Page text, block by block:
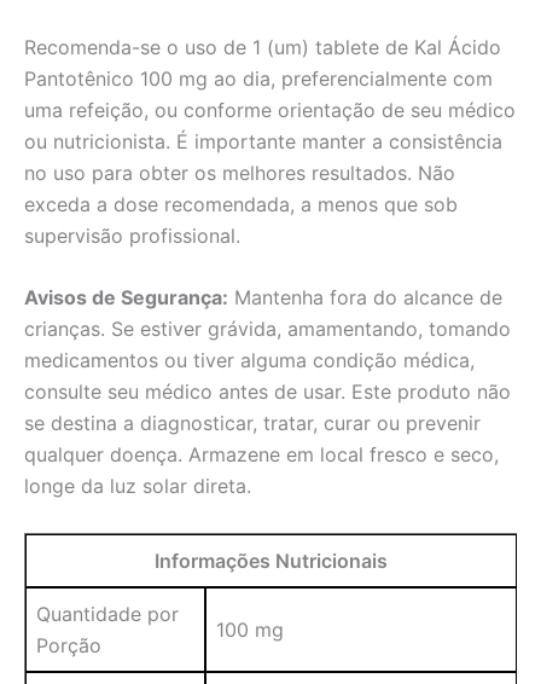
Recomenda-se o uso de 1 (um) tablete de Kal Ácido
Pantotênico 100 mg ao dia, preferencialmente com
uma refeição, ou conforme orientação de seu médico
ou nutricionista. É importante manter a consistência
no uso para obter os melhores resultados. Não
exceda a dose recomendada, a menos que sob
supervisão profissional.
Avisos de Segurança: Mantenha fora do alcance de
crianças. Se estiver grávida, amamentando, tomando
medicamentos ou tiver alguma condição médica,
consulte seu médico antes de usar. Este produto não
se destina a diagnosticar, tratar, curar ou prevenir
qualquer doença. Armazene em local fresco e seco,
longe da luz solar direta.
Informações Nutricionais
Quantidade por
Porção
100 mg